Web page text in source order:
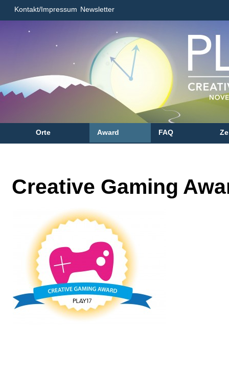
Kontakt/Impressum Newsletter
Orte Award FAQ
Creative Gaming